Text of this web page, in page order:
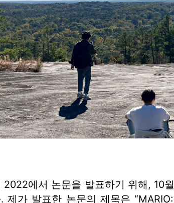
2022에서 논문을 발표하기 위해, 10
. 제가 발표한 논문의 제목은